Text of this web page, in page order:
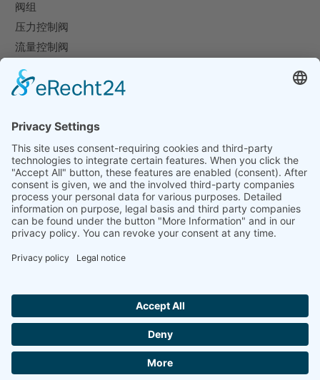
阀组
压力控制阀
流量控制阀
特殊阀
企业
企业概况
下载
展览会
联系方式